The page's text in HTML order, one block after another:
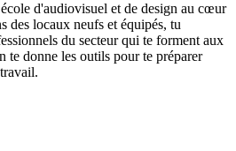
d'audiovisuel et de design au cœur
des locaux neufs et équipés, tu
du secteur qui te forment aux
te donne les outils pour te préparer